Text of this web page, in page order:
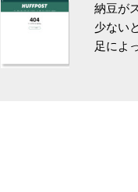
納豆が
少ない
足によ
いた
豆」
味し